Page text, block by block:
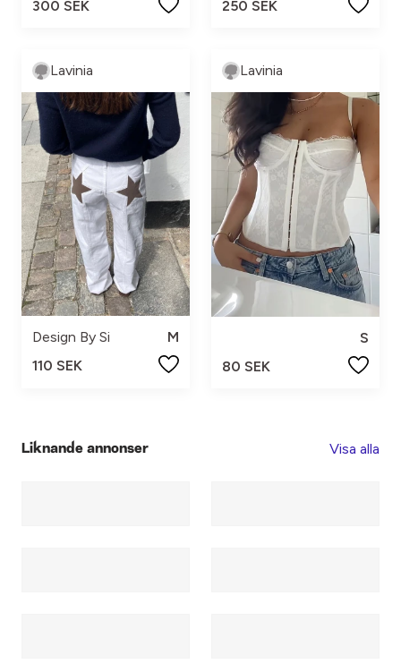
300 SEK
250 SEK
Lavinia
Design By Si
M
110 SEK
Lavinia
S
80 SEK
Liknande annonser Visa alla